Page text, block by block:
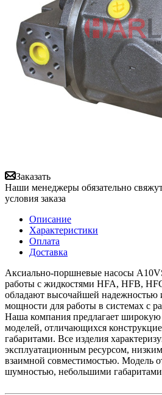
Заказать
Наши менеджеры обязательно
условия заказа
Описание
Характеристики
Оплата
Доставка
Аксиально-поршневые насосы
работы с жидкостями HFA, HFB,
обладают высочайшей надежностью
мощности для работы в системах с
Наша компания предлагает
моделей, отличающихся
габаритами. Все изделия
эксплуатационным ресурсом,
взаимной совместимостью. Модель
шумностью, небольшими